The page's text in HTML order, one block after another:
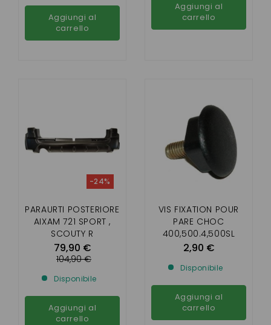
Aggiungi al
carrello
Aggiungi al
carrello
PARAURTI POSTERIORE
AIXAM 721 SPORT ,
SCOUTY R
79,90 €
-24%
104,90 €
Disponibile
Aggiungi al
carrello
VIS FIXATION POUR
PARE CHOC
400,500.4,500SL
,500.5,721,741,75,CITY
,CROSSLINE,ROADLINE
GTO,CROSSOVER
,MEGA
2,90 €
Disponibile
Aggiungi al
carrello